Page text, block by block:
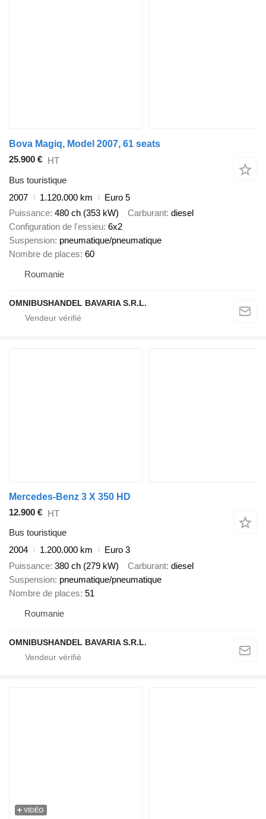
Bova Magiq, Model 2007, 61 seats
25.900 € HT
Bus touristique
2007
1.120.000 km
Euro 5
Puissance 480 ch (353 kW) Carburant diesel
Configuration de l'essieu 6x2
Suspension pneumatique/pneumatique
Nombre de places 60
Roumanie
OMNIBUSHANDEL BAVARIA S.R.L.
Mercedes-Benz 3 X 350 HD
12.900 € HT
Bus touristique
2004
1.200.000 km
Euro 3
Puissance 380 ch (279 kW) Carburant diesel
Suspension pneumatique/pneumatique
Nombre de places 51
Roumanie
OMNIBUSHANDEL BAVARIA S.R.L.
VIDÉO